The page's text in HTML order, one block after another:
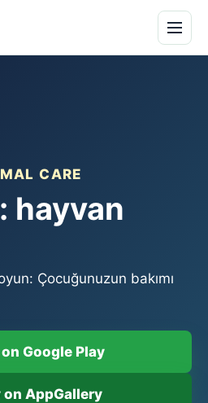
CARE
hayvan
Çocuğunuzun bakımı
Google Play
on AppGallery